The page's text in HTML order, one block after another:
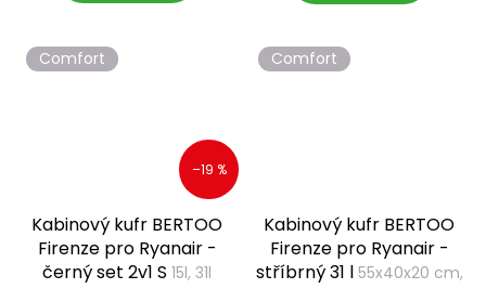
Comfort
–19 %
Kabinový kufr BERTOO
Firenze pro Ryanair -
černý set 2v1 S 15l, 31l
Comfort
Kabinový kufr BERTOO
Firenze pro Ryanair -
stříbrný 31 l 55x40x20 cm,